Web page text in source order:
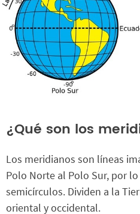
¿Qué son los
Los meridianos son líneas
Polo Norte al Polo Sur, por
semicírculos. Dividen a la
oriental y occidental.